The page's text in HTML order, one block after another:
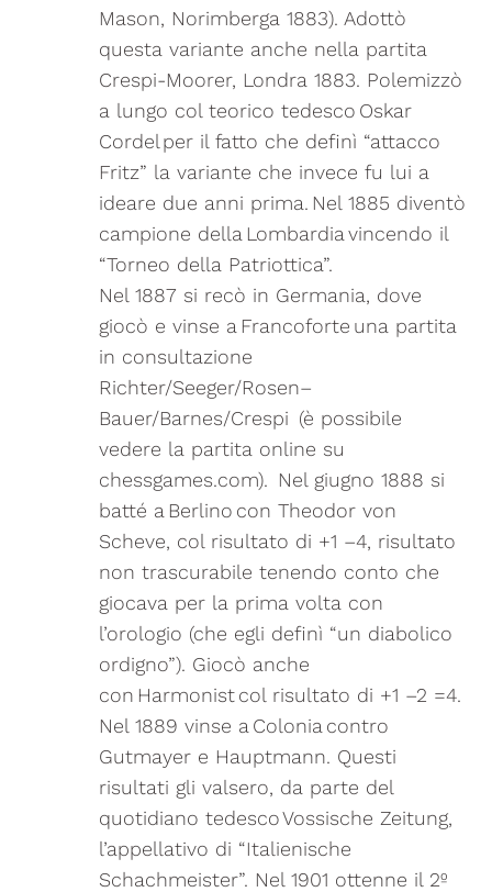
Mason, Norimberga 1883). Adottò
questa variante anche nella partita
Crespi-Moorer, Londra 1883. Polemizzò
a lungo col teorico tedesco Oskar
Cordel per il fatto che definì “attacco
Fritz” la variante che invece fu lui a
ideare due anni prima. Nel 1885 diventò
campione della Lombardia vincendo il
“Torneo della Patriottica”.
Nel 1887 si recò in Germania, dove
giocò e vinse a Francoforte una partita
in consultazione
Richter/Seeger/Rosen–
Bauer/Barnes/Crespi (è possibile
vedere la partita online su
chessgames.com). Nel giugno 1888 si
batté a Berlino con Theodor von
Scheve, col risultato di +1 –4, risultato
non trascurabile tenendo conto che
giocava per la prima volta con
l’orologio (che egli definì “un diabolico
ordigno”). Giocò anche
con Harmonist col risultato di +1 –2 =4.
Nel 1889 vinse a Colonia contro
Gutmayer e Hauptmann. Questi
risultati gli valsero, da parte del
quotidiano tedesco Vossische Zeitung,
l’appellativo di “Italienische
Schachmeister”. Nel 1901 ottenne il 2º